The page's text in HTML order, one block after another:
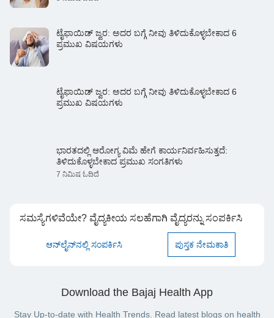
ಟೈಫಾಯಿಡ್ ಜ್ವರ: ಅದರ ಬಗ್ಗೆ ನೀವು ತಿಳಿದುಕೊಳ್ಳಬೇಕಾದ 6
ಪ್ರಮುಖ ವಿಷಯಗಳು
ಟೈಫಾಯಿಡ್ ಜ್ವರ: ಅದರ ಬಗ್ಗೆ ನೀವು ತಿಳಿದುಕೊಳ್ಳಬೇಕಾದ 6
ಪ್ರಮುಖ ವಿಷಯಗಳು
ಭಾರತದಲ್ಲಿ ಆರೋಗ್ಯ ವಿಮೆ ಹೇಗೆ ಕಾರ್ಯನಿರ್ವಹಿಸುತ್ತದೆ:
ತಿಳಿದುಕೊಳ್ಳಬೇಕಾದ ಪ್ರಮುಖ ಸಂಗತಿಗಳು
7 ನಿಮಿಷ ಓದಿದೆ
ಸಮಸ್ಯೆಗಳಿವೆಯೇ? ವೈದ್ಯಕೀಯ ಸಲಹೆಗಾಗಿ ವೈದ್ಯರನ್ನು ಸಂಪರ್ಕಿಸಿ
ಆನ್‌ಲೈನ್‌ನಲ್ಲಿ ಸಂಪರ್ಕಿಸಿ ಪುಸ್ತಕ ನೇಮಕಾತಿ
Download the Bajaj Health App
Stay Up-to-date with Health Trends. Read latest blogs on health